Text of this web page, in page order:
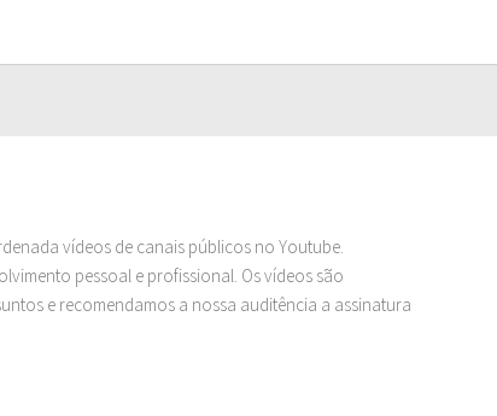
vídeos de canais públicos no Youtube.
pessoal e profissional. Os vídeos são
e recomendamos a nossa auditência a assinatura